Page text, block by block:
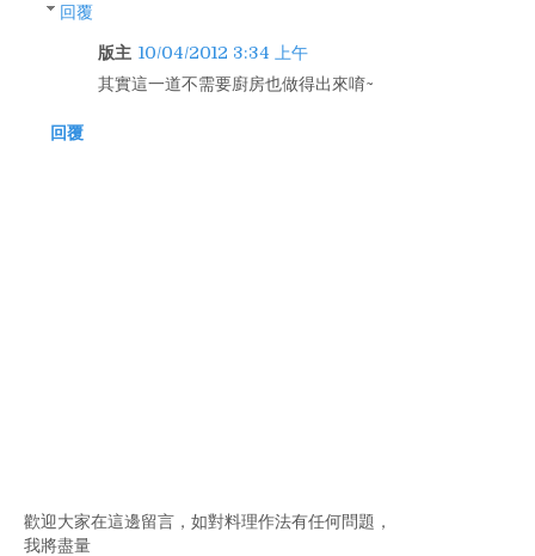
回覆
版主 10/04/2012 3:34 上午
其實這一道不需要廚房也做得出來唷~
回覆
歡迎大家在這邊留言，如對料理作法有任何問題，
我將盡量